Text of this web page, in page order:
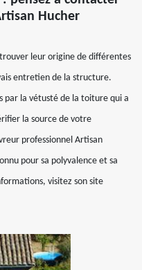
Hucher
leur origine de différentes
entretien de la structure.
par la vétusté de la toiture qui a
la source de votre
professionnel Artisan
pour sa polyvalence et sa
visitez son site